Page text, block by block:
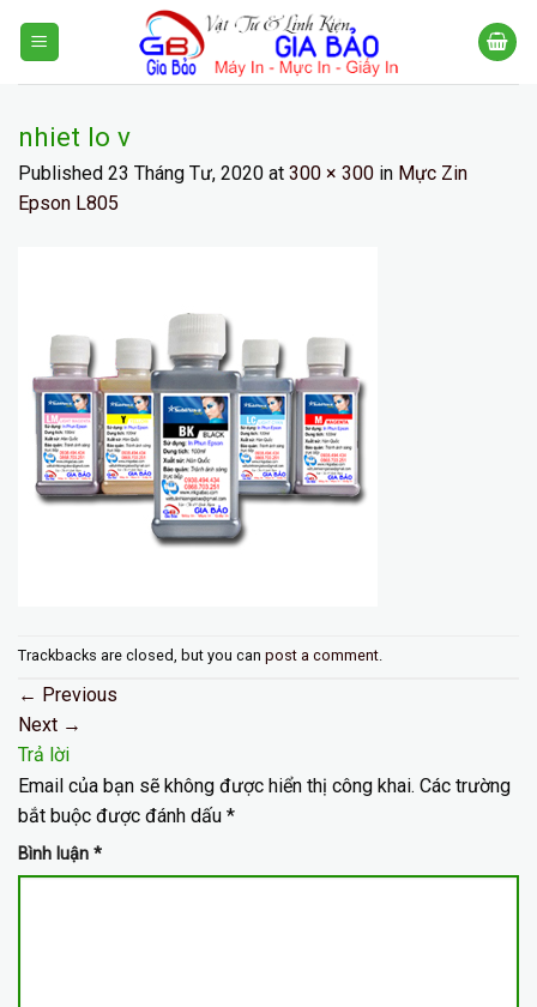
nhiet lo v
Published 23 Tháng Tư, 2020 at 300 × 300 in Mực Zin
Epson L805
Trackbacks are closed, but you can post a comment
← Previous
Next →
Trả lời
Email của bạn sẽ không được hiển thị công khai. Các trường
bắt buộc được đánh dấu *
Bình luận *